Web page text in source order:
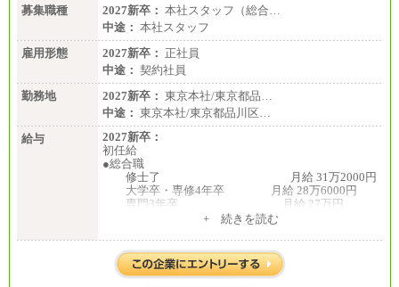
募集職種
2027新卒： 本社スタッフ（総合…
中途： 本社スタッフ
雇用形態
2027新卒： 正社員
中途： 契約社員
勤務地
2027新卒： 東京本社/東京都品…
中途： 東京本社/東京都品川区…
給与
2027新卒：
初任給
●総合職
修士了 月給 31万2000円
大学卒・専修4年卒 月給 28万6000円
専門3年卒 月給 27万円
専門2年・短大・高専卒 月給 26万円
経験・能力を考慮のうえ、当社規程に基づき決定い
たします。
+ 続きを読む